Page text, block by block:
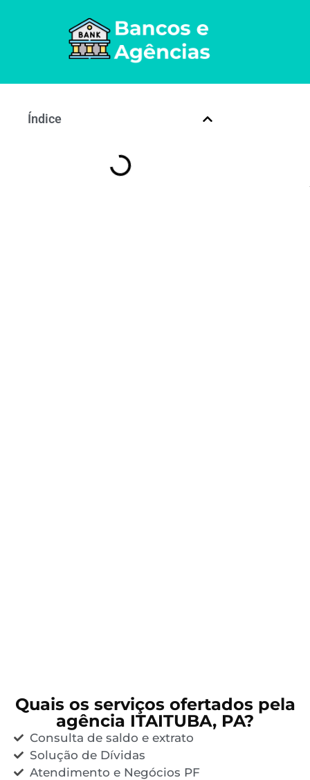
Índice
Quais os serviços ofertados pela
agência ITAITUBA, PA?
Consulta de saldo e extrato
Solução de Dívidas
Atendimento e Negócios PF